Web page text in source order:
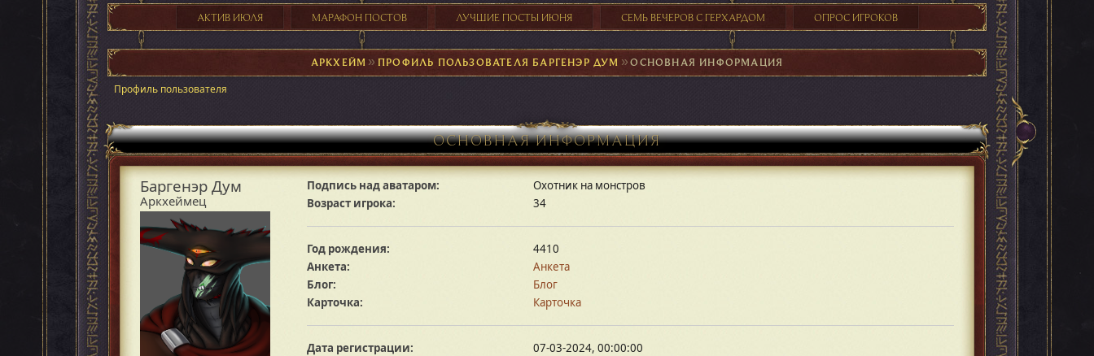
АКТИВ ИЮЛЯ МАРАФОН ПОСТОВ ЛУЧШИЕ ПОСТЫ ИЮНЯ СЕМЬ ВЕЧЕРОВ С ГЕРХАРДОМ ОПРОС ИГРОКОВ
АРКХЕЙМ ►ПРОФИЛЬ ПОЛЬЗОВАТЕЛЯ БАРГЕНЭР ДУМ ►ОСНОВНАЯ ИНФОРМАЦИЯ
Профиль пользователя
ОСНОВНАЯ ИНФОРМАЦИЯ
Баргенэр Дум
Аркхеймец
Подпись над аватаром:
Охотник на монстров
Возраст игрока:
34
Год рождения:
4410
Анкета:
Анкета
Блог:
Блог
Карточка:
Карточка
Дата регистрации:
07-03-2024, 00:00:00